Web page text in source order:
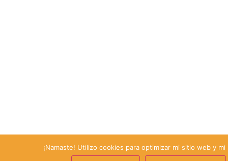
¡Namaste! Utilizo cookies para optimizar mi sitio web y mi